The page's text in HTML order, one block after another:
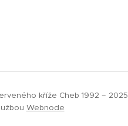
kříže Cheb 1992 – 2025
Webnode